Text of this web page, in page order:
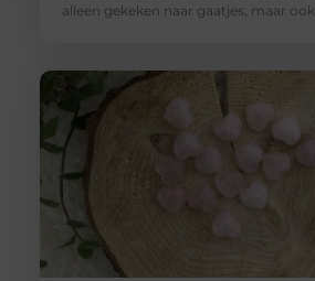
alleen gekeken naar gaatjes, maar ook